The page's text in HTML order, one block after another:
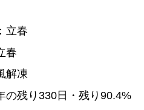
立春
春
解凍
の残り330日・残り90.4%